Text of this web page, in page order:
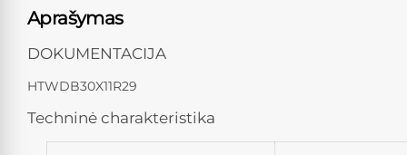
Aprašymas
DOKUMENTACIJA
HTWDB30X11R29
Techninė charakteristika